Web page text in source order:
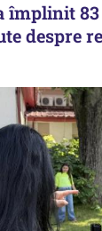
împlinit
despre